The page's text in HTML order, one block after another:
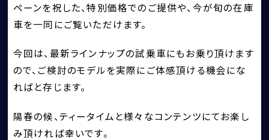
BENTLEY
FERRARI
ペーンを祝した、特別価格でのご提供や、今が旬の在庫
車を一同にご覧いただけます。
今回は、最新ラインナップの試乗車にもお乗り頂けます
ので、ご検討のモデルを実際にご体感頂ける機会にな
ればと存じます。
陽春の候、ティータイムと様々なコンテンツにてお楽し
み頂ければ幸いです。